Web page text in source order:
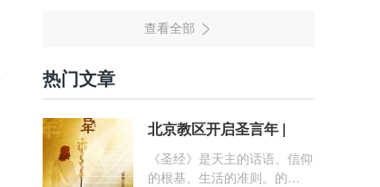
热门文章
北京教区开启圣言年 |
《圣经》是天主的话语、信仰
的根基、生活的准则。的